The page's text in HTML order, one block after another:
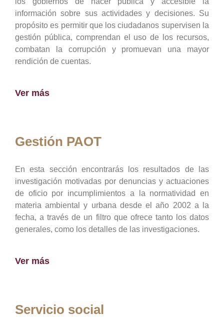
información sobre sus actividades y decisiones. Su
propósito es permitir que los ciudadanos supervisen la
gestión pública, comprendan el uso de los recursos,
combatan la corrupción y promuevan una mayor
rendición de cuentas.
Ver más
Gestión PAOT
En esta sección encontrarás los resultados de las
investigación motivadas por denuncias y actuaciones
de oficio por incumplimientos a la normatividad en
materia ambiental y urbana desde el año 2002 a la
fecha, a través de un filtro que ofrece tanto los datos
generales, como los detalles de las investigaciones.
Ver más
Servicio social